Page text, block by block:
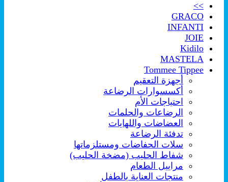
>>
GRACO
INFANTI
JOIE
Kidilo
MASTELA
Tommee Tippee
أجهزة التعقيم
أكسسوارات الرضاعة
احتياجات الأم
الرضاعات والحلمات
العضاضات واللهايات
تدفئة الرضاعة
سلات الحفاضات ومستلزماتها
شفاط الحليب (مضخة الحليب)
مراييل الطعام
منتجات العناية بالطفل